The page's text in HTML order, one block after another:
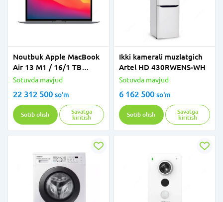
Noutbuk Apple MacBook
Air 13 M1 / ​​16/1 TB
(kulrang, kumush, oltin)
Sotuvda mavjud
22 312 500 so'm
Sotib olish
Savatga
kiritish
Ikki kamerali muzlatgich
Artel HD 430RWENS-WH
Sotuvda mavjud
6 162 500 so'm
Sotib olish
Savatga
kiritish